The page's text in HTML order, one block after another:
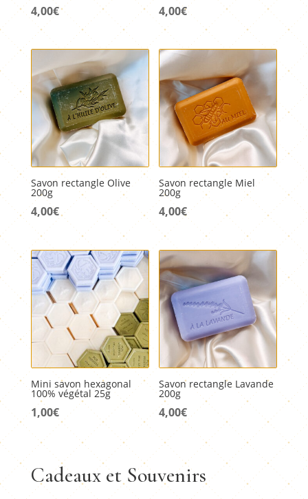
4,00€ 4,00€
Savon rectangle Olive
200g
4,00€
Savon rectangle Miel
200g
4,00€
Mini savon hexagonal
100% végétal 25g
1,00€
Savon rectangle Lavande
200g
4,00€
Cadeaux et Souvenirs